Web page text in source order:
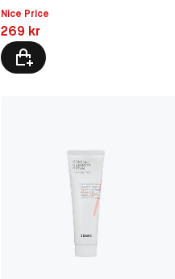
Nice Price
Pris: 269 kr
269 kr